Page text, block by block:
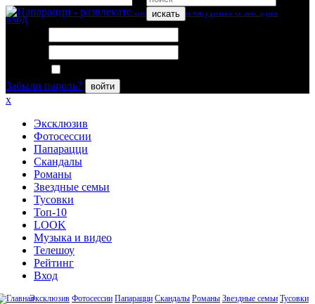
искать
вход
Забыли пароль?
войти
x
Эксклюзив
Фотосессии
Папарацци
Скандалы
Романы
Звездные семьи
Тусовки
Топ-10
LOOK
Музыка и видео
Телешоу
Рейтинг
Вход
Эксклюзив Фотосессии Папарацци Скандалы Романы Звездные семьи Тусовки